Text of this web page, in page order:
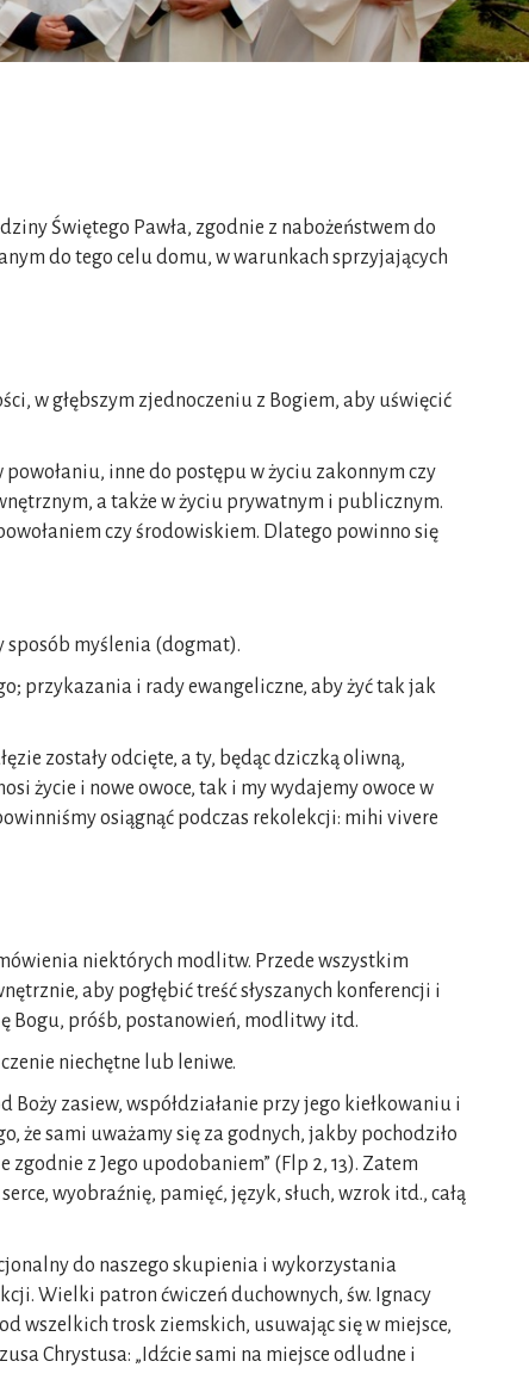
Świętego Pawła, zgodnie z nabożeństwem do
do tego celu domu, w warunkach sprzyjających
w głębszym zjednoczeniu z Bogiem, aby uświęcić
inne do postępu w życiu zakonnym czy
a także w życiu prywatnym i publicznym.
czy środowiskiem. Dlatego powinno się
sposób myślenia (dogmat).
przykazania i rady ewangeliczne, aby żyć tak jak
zostały odcięte, a ty, będąc dziczką oliwną,
życie i nowe owoce, tak i my wydajemy owoce w
osiągnąć podczas rekolekcji: mihi vivere
niektórych modlitw. Przede wszystkim
aby pogłębić treść słyszanych konferencji i
Bogu, próśb, postanowień, modlitwy itd.
niechętne lub leniwe.
zasiew, współdziałanie przy jego kiełkowaniu i
że sami uważamy się za godnych, jakby pochodziło
zgodnie z Jego upodobaniem” (Flp 2, 13). Zatem
wyobraźnię, pamięć, język, słuch, wzrok itd., całą
do naszego skupienia i wykorzystania
Wielki patron ćwiczeń duchownych, św. Ignacy
wszelkich trosk ziemskich, usuwając się w miejsce,
Chrystusa: „Idźcie sami na miejsce odludne i